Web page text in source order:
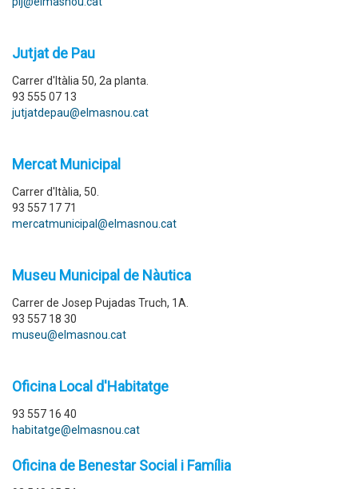
Jutjat de Pau
Carrer d'Itàlia 50, 2a planta.
93 555 07 13
jutjatdepau@elmasnou.cat
Mercat Municipal
Carrer d'Itàlia, 50.
93 557 17 71
mercatmunicipal@elmasnou.cat
Museu Municipal de Nàutica
Carrer de Josep Pujadas Truch, 1A.
93 557 18 30
museu@elmasnou.cat
Oficina Local d'Habitatge
93 557 16 40
habitatge@elmasnou.cat
Oficina de Benestar Social i Família